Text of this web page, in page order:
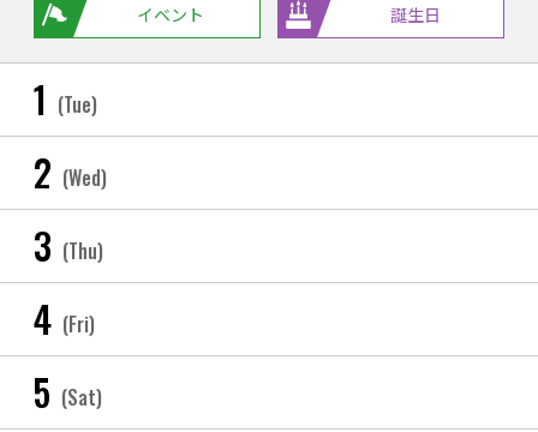
イベント 誕生日
1 (Tue)
2 (Wed)
3 (Thu)
4 (Fri)
5 (Sat)